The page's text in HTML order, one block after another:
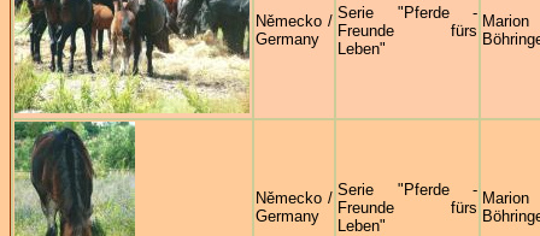
Německo /
Germany
Serie "Pferde -
Freunde fürs
Leben"
Marion
Německo /
Germany
Serie "Pferde -
Freunde fürs
Leben"
Marion